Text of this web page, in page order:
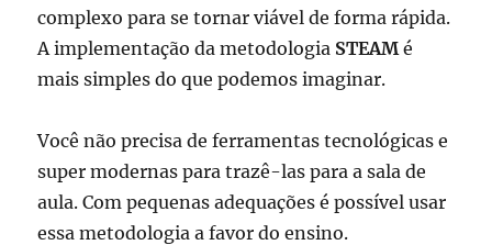
complexo para se tornar viável de forma rápida.
A implementação da metodologia STEAMé
mais simples do que podemos imaginar.
Você não precisa de ferramentas tecnológicas e
super modernas para trazê-las para a sala de
aula. Com pequenas adequações é possível usar
essa metodologia a favor do ensino.